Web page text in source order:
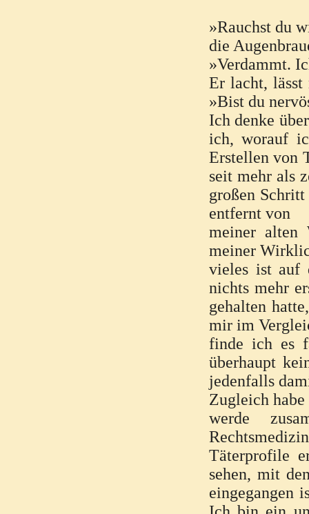
»Rauchst du
die
»Verdammt.
Er lacht,
»Bist du
Ich denke
ich, worauf
Erstellen von
seit mehr als
großen
entfernt von
meiner alten
meiner
vieles ist auf
nichts mehr
gehalten
mir im
finde ich es
überhaupt
jedenfalls
Zugleich
werde
Täterprofile
sehen, mit
eingegangen